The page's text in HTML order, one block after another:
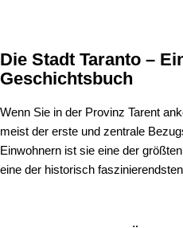
Die Stadt Taranto –
Geschichtsbuch
Wenn Sie in der Provinz Tarent
meist der erste und zentrale
Einwohnern ist sie eine der
eine der historisch